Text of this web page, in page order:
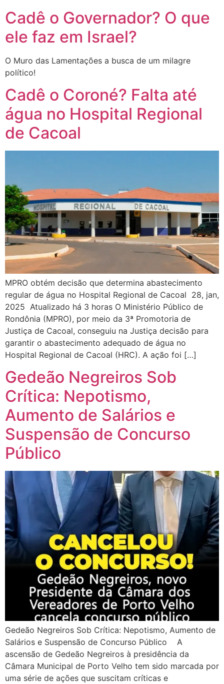
Cadê o Governador? O que
ele faz em Israel?
O Muro das Lamentações a busca de um milagre
político!
Cadê o Coroné? Falta até
água no Hospital Regional
de Cacoal
MPRO obtém decisão que determina abastecimento
regular de água no Hospital Regional de Cacoal 28, jan,
2025 Atualizado há 3 horas O Ministério Público de
Rondônia (MPRO), por meio da 3ª Promotoria de
Justiça de Cacoal, conseguiu na Justiça decisão para
garantir o abastecimento adequado de água no
Hospital Regional de Cacoal (HRC). A ação foi […]
Gedeão Negreiros Sob
Crítica: Nepotismo,
Aumento de Salários e
Suspensão de Concurso
Público
Gedeão Negreiros Sob Crítica: Nepotismo, Aumento de
Salários e Suspensão de Concurso Público A
ascensão de Gedeão Negreiros à presidência da
Câmara Municipal de Porto Velho tem sido marcada por
uma série de ações que suscitam críticas e